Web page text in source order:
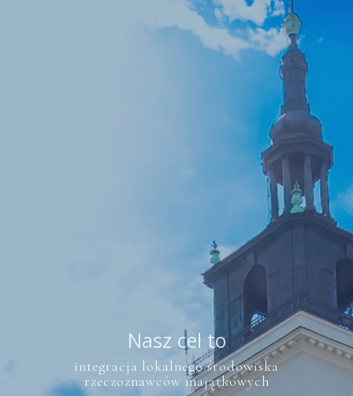
Nasz cel to
integracja lokalnego środowiska
rzeczoznawców majątkowych